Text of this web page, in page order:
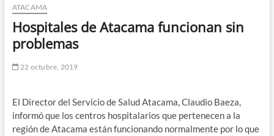
ATACAMA
Hospitales de Atacama funcionan sin
problemas
22 octubre, 2019
El Director del Servicio de Salud Atacama, Claudio Baeza,
informó que los centros hospitalarios que pertenecen a la
región de Atacama están funcionando normalmente por lo que